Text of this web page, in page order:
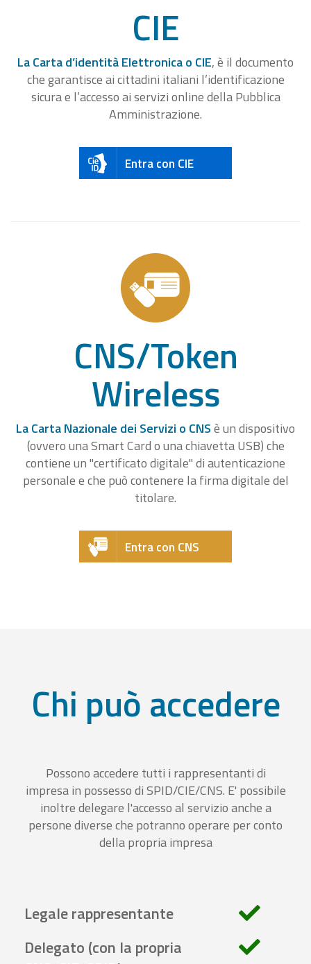
CIE
La Carta d’identità Elettronica o CIE, è il documento
che garantisce ai cittadini italiani l’identificazione
sicura e l’accesso ai servizi online della Pubblica
Amministrazione.
Entra con CIE
CNS/Token
Wireless
La Carta Nazionale dei Servizi o CNSè un dispositivo
(ovvero una Smart Card o una chiavetta USB) che
contiene un "certificato digitale" di autenticazione
personale e che può contenere la firma digitale del
titolare.
Entra con CNS
Chi può accedere
Possono accedere tutti i rappresentanti di
impresa in possesso di SPID/CIE/CNS. E' possibile
inoltre delegare l'accesso al servizio anche a
persone diverse che potranno operare per conto
della propria impresa
Legale rappresentante
Delegato (con la propria